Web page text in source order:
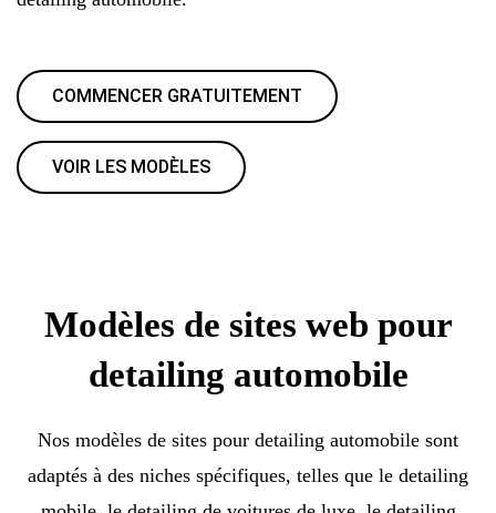
COMMENCER GRATUITEMENT
VOIR LES MODÈLES
Modèles de sites web pour
detailing automobile
Nos modèles de sites pour detailing automobile sont
adaptés à des niches spécifiques, telles que le detailing